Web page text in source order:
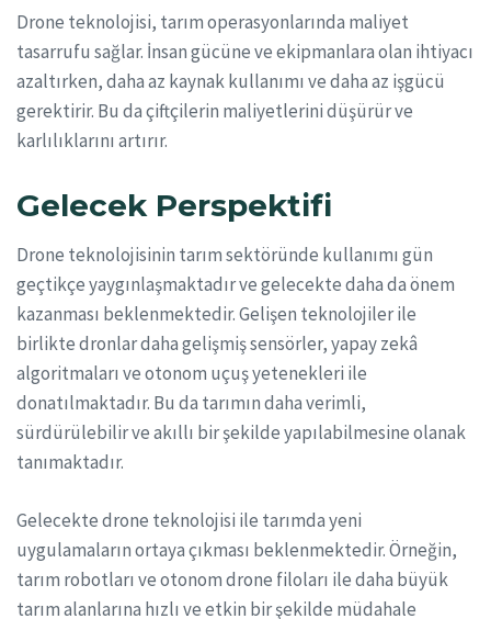
Drone teknolojisi, tarım operasyonlarında maliyet
tasarrufu sağlar. İnsan gücüne ve ekipmanlara olan ihtiyacı
azaltırken, daha az kaynak kullanımı ve daha az işgücü
gerektirir. Bu da çiftçilerin maliyetlerini düşürür ve
karlılıklarını artırır.
Gelecek Perspektifi
Drone teknolojisinin tarım sektöründe kullanımı gün
geçtikçe yaygınlaşmaktadır ve gelecekte daha da önem
kazanması beklenmektedir. Gelişen teknolojiler ile
birlikte dronlar daha gelişmiş sensörler, yapay zekâ
algoritmaları ve otonom uçuş yetenekleri ile
donatılmaktadır. Bu da tarımın daha verimli,
sürdürülebilir ve akıllı bir şekilde yapılabilmesine olanak
tanımaktadır.
Gelecekte drone teknolojisi ile tarımda yeni
uygulamaların ortaya çıkması beklenmektedir. Örneğin,
tarım robotları ve otonom drone filoları ile daha büyük
tarım alanlarına hızlı ve etkin bir şekilde müdahale